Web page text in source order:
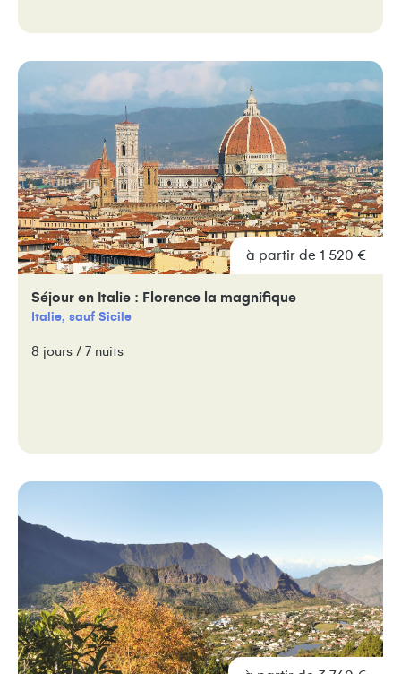
à partir de 1 520 €
Séjour en Italie : Florence la magnifique
Italie, sauf Sicile
8 jours / 7 nuits